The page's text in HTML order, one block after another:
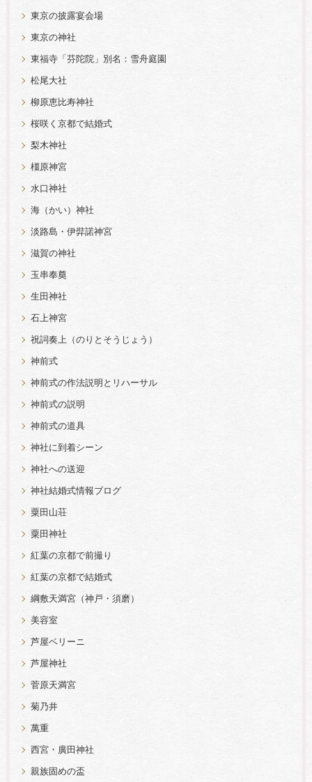
東京の披露宴会場
東京の神社
東福寺「芬陀院」別名：雪舟庭園
松尾大社
柳原恵比寿神社
桜咲く京都で結婚式
梨木神社
橿原神宮
水口神社
海（かい）神社
淡路島・伊弉諾神宮
滋賀の神社
玉串奉奠
生田神社
石上神宮
祝詞奏上（のりとそうじょう）
神前式
神前式の作法説明とリハーサル
神前式の説明
神前式の道具
神社に到着シーン
神社への送迎
神社結婚式情報ブログ
粟田山荘
粟田神社
紅葉の京都で前撮り
紅葉の京都で結婚式
綱敷天満宮（神戸・須磨）
美容室
芦屋ベリーニ
芦屋神社
菅原天満宮
菊乃井
萬重
西宮・廣田神社
親族固めの盃